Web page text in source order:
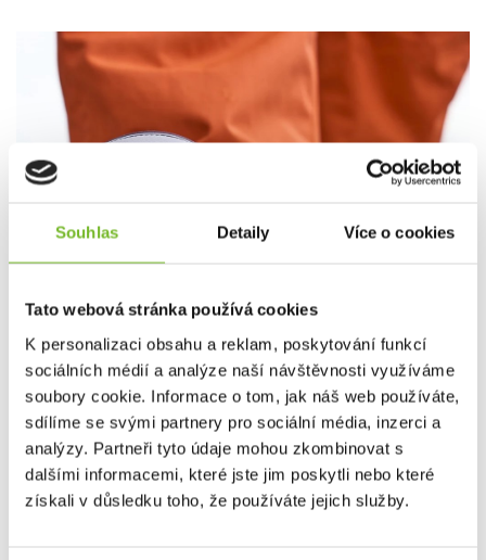
Souhlas Detaily Více o cookies
Tato webová stránka používá cookies
K personalizaci obsahu a reklam, poskytování funkcí
sociálních médií a analýze naší návštěvnosti využíváme
soubory cookie. Informace o tom, jak náš web používáte,
sdílíme se svými partnery pro sociální média, inzerci a
analýzy. Partneři tyto údaje mohou zkombinovat s
dalšími informacemi, které jste jim poskytli nebo které
získali v důsledku toho, že používáte jejich služby.
Výrazný vzorek, který podporuje protiskluzové vlastnosti